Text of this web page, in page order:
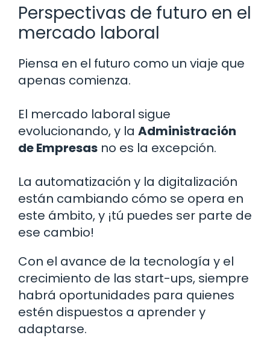
Perspectivas de futuro en el
mercado laboral
Piensa en el futuro como un viaje que
apenas comienza.
El mercado laboral sigue
evolucionando, y la Administración
de Empresas no es la excepción.
La automatización y la digitalización
están cambiando cómo se opera en
este ámbito, y ¡tú puedes ser parte de
ese cambio!
Con el avance de la tecnología y el
crecimiento de las start-ups, siempre
habrá oportunidades para quienes
estén dispuestos a aprender y
adaptarse.